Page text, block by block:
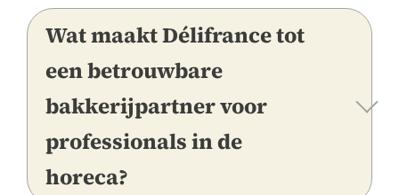
Wat maakt Délifrance tot
een betrouwbare
bakkerijpartner voor
professionals in de
horeca?